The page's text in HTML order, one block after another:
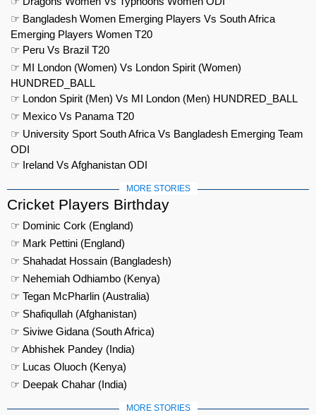
☞ Bangladesh Women Emerging Players Vs South Africa
Emerging Players Women T20
☞ Peru Vs Brazil T20
☞ MI London (Women) Vs London Spirit (Women)
HUNDRED_BALL
☞ London Spirit (Men) Vs MI London (Men) HUNDRED_BALL
☞ Mexico Vs Panama T20
☞ University Sport South Africa Vs Bangladesh Emerging Team
ODI
☞ Ireland Vs Afghanistan ODI
MORE STORIES
Cricket Players Birthday
☞ Dominic Cork (England)
☞ Mark Pettini (England)
☞ Shahadat Hossain (Bangladesh)
☞ Nehemiah Odhiambo (Kenya)
☞ Tegan McPharlin (Australia)
☞ Shafiqullah (Afghanistan)
☞ Siviwe Gidana (South Africa)
☞ Abhishek Pandey (India)
☞ Lucas Oluoch (Kenya)
☞ Deepak Chahar (India)
MORE STORIES